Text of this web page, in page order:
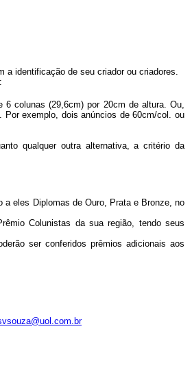
a identificação de seu criador ou criadores.
colunas (29,6cm) por 20cm de altura. Ou,
Por exemplo, dois anúncios de 60cm/col. ou
qualquer outra alternativa, a critério da
eles Diplomas de Ouro, Prata e Bronze, no
Colunistas da sua região, tendo seus
ser conferidos prêmios adicionais aos